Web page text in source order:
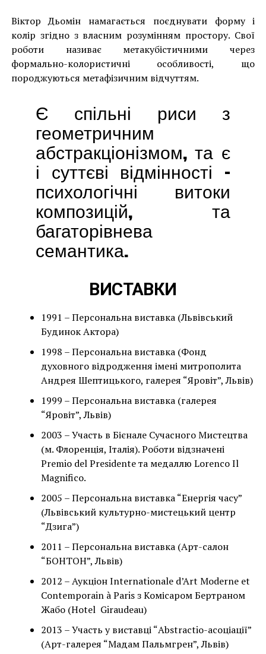
Віктор Дьомін намагається поєднувати форму і
колір згідно з власним розумінням простору. Свої
роботи називає метакубістичними через
формально-колористичні особливості, що
породжуються метафізичним відчуттям.
Є спільні риси з
геометричним
абстракціонізмом, та є
і суттєві відмінності –
психологічні витоки
композицій, та
багаторівнева
семантика.
ВИСТАВКИ
1991 – Персональна виставка (Львівський
Будинок Актора)
1998 – Персональна виставка (Фонд
духовного відродження імені митрополита
Андрея Шептицького, галерея “Яровіт”, Львів)
1999 – Персональна виставка (галерея
“Яровіт”, Львів)
2003 – Участь в Бієнале Сучасного Мистецтва
(м. Флоренція, Італія). Роботи відзначені
Premio del Presidente та медаллю Lorenco Il
Magnifico.
2005 – Персональна виставка “Енергія часу”
(Львівський культурно-мистецький центр
“Дзига”)
2011 – Персональна виставка (Арт-салон
“БОНТОН”, Львів)
2012 – Аукціон Internationale d’Art Moderne et
Contemporain à Paris з Комісаром Бертраном
Жабо (Hotel Giraudeau)
2013 – Участь у виставці “Abstractio-асоціації”
(Арт-галерея “Мадам Пальмгрен”, Львів)